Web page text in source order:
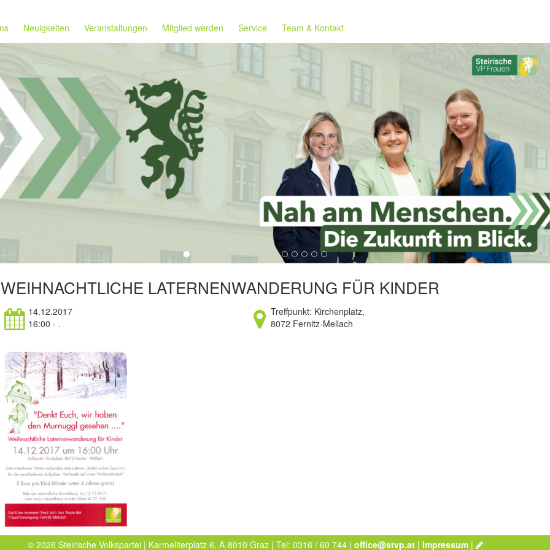
Neuigkeiten Veranstaltungen Mitglied werden Service Team & Kontakt
WEIHNACHTLICHE LATERNENWANDERUNG FÜR KINDER
14.12.2017
16:00 - .
Treffpunkt: Kirchenplatz,
8072 Fernitz-Mellach
© 2026 Steirische Volkspartei | Karmeliterplatz 6, A-8010 Graz | Tel: 0316 / 60 744 |office@stvp.at |Impressum |